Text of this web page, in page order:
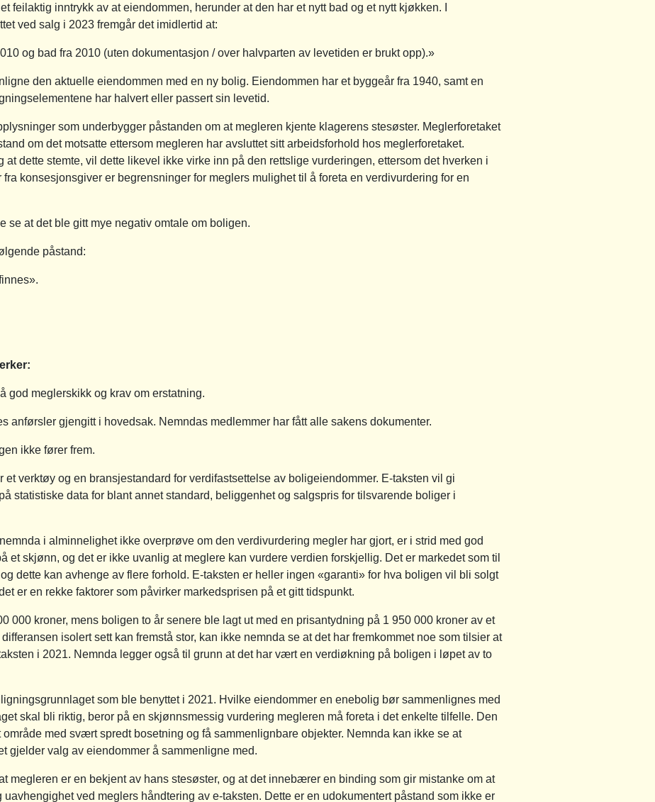
feilaktig inntrykk av at eiendommen, herunder at den har et nytt bad og et nytt kjøkken. I
ved salg i 2023 fremgår det imidlertid at:
og bad fra 2010 (uten dokumentasjon / over halvparten av levetiden er brukt opp).»
den aktuelle eiendommen med en ny bolig. Eiendommen har et byggeår fra 1940, samt en
har halvert eller passert sin levetid.
som underbygger påstanden om at megleren kjente klagerens stesøster. Meglerforetaket
om det motsatte ettersom megleren har avsluttet sitt arbeidsforhold hos meglerforetaket.
at dette stemte, vil dette likevel ikke virke inn på den rettslige vurderingen, ettersom det hverken i
fra konsesjonsgiver er begrensninger for meglers mulighet til å foreta en verdivurdering for en
se at det ble gitt mye negativ omtale om boligen.
påstand:
god meglerskikk og krav om erstatning.
anførsler gjengitt i hovedsak. Nemndas medlemmer har fått alle sakens dokumenter.
ikke fører frem.
et verktøy og en bransjestandard for verdifastsettelse av boligeiendommer. E-taksten vil gi
statistiske data for blant annet standard, beliggenhet og salgspris for tilsvarende boliger i
i alminnelighet ikke overprøve om den verdivurdering megler har gjort, er i strid med god
et skjønn, og det er ikke uvanlig at meglere kan vurdere verdien forskjellig. Det er markedet som til
dette kan avhenge av flere forhold. E-taksten er heller ingen «garanti» for hva boligen vil bli solgt
er en rekke faktorer som påvirker markedsprisen på et gitt tidspunkt.
000 kroner, mens boligen to år senere ble lagt ut med en prisantydning på 1 950 000 kroner av et
isolert sett kan fremstå stor, kan ikke nemnda se at det har fremkommet noe som tilsier at
i 2021. Nemnda legger også til grunn at det har vært en verdiøkning på boligen i løpet av to
som ble benyttet i 2021. Hvilke eiendommer en enebolig bør sammenlignes med
skal bli riktig, beror på en skjønnsmessig vurdering megleren må foreta i det enkelte tilfelle. Den
med svært spredt bosetning og få sammenlignbare objekter. Nemnda kan ikke se at
gjelder valg av eiendommer å sammenligne med.
megleren er en bekjent av hans stesøster, og at det innebærer en binding som gir mistanke om at
ved meglers håndtering av e-taksten. Dette er en udokumentert påstand som ikke er